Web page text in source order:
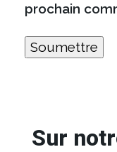
prochain
Sur